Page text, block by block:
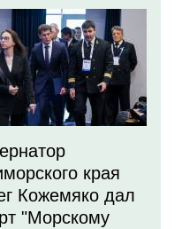
края
Кожемяко дал
"Морскому